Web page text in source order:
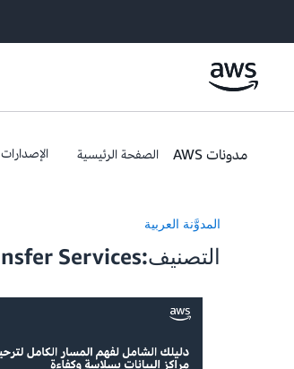
مدونات AWS الصفحة الرئيسية الإصدارات
المدوَّنة العربية
التصنيف:Migration & Transfer Services